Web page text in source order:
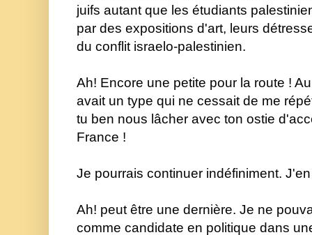
juifs autant que les étudiants
par des expositions d'art, leurs
du conflit israelo-palestinien.
Ah! Encore une petite pour la route !
avait un type qui ne cessait de me
tu ben nous lâcher avec ton ostie
France !
Je pourrais continuer indéfiniment.
Ah! peut être une dernière. Je ne
comme candidate en politique dans